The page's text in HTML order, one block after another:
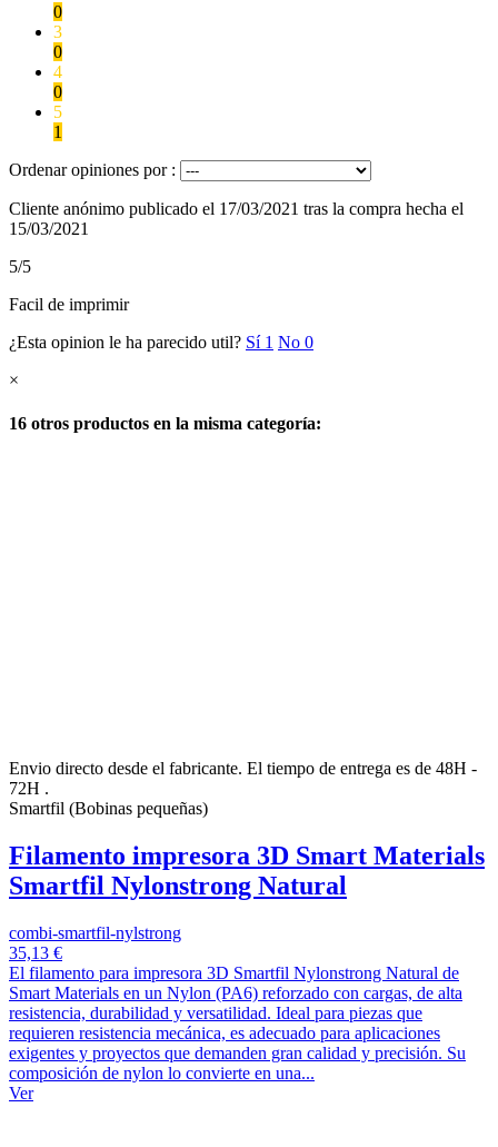
0
3
0
4
0
5
1
Ordenar opiniones por :
Cliente anónimo publicado el 17/03/2021 tras la compra hecha el
15/03/2021
5/5
Facil de imprimir
¿Esta opinion le ha parecido util? Sí 1 No 0
×
16 otros productos en la misma categoría:
Envio directo desde el fabricante. El tiempo de entrega es de 48H -
72H .
Smartfil (Bobinas pequeñas)
Filamento impresora 3D Smart Materials
Smartfil Nylonstrong Natural
combi-smartfil-nylstrong
35,13 €
El filamento para impresora 3D Smartfil Nylonstrong Natural de
Smart Materials en un Nylon (PA6) reforzado con cargas, de alta
resistencia, durabilidad y versatilidad. Ideal para piezas que
requieren resistencia mecánica, es adecuado para aplicaciones
exigentes y proyectos que demanden gran calidad y precisión. Su
composición de nylon lo convierte en una...
Ver